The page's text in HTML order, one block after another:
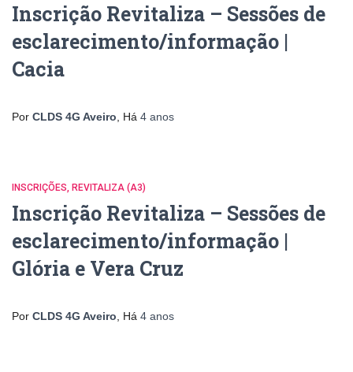
Inscrição Revitaliza – Sessões de
esclarecimento/informação |
Cacia
Por CLDS 4G Aveiro , Há 4 anos
INSCRIÇÕES REVITALIZA (A3)
Inscrição Revitaliza – Sessões de
esclarecimento/informação |
Glória e Vera Cruz
Por CLDS 4G Aveiro , Há 4 anos